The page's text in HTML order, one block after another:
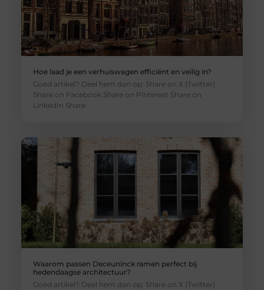
Hoe laad je een verhuiswagen efficiënt en veilig in?
Goed artikel? Deel hem dan op: Share on X (Twitter)
Share on Facebook Share on Pinterest Share on
LinkedIn Share
Waarom passen Deceuninck ramen perfect bij
hedendaagse architectuur?
Goed artikel? Deel hem dan op: Share on X (Twitter)